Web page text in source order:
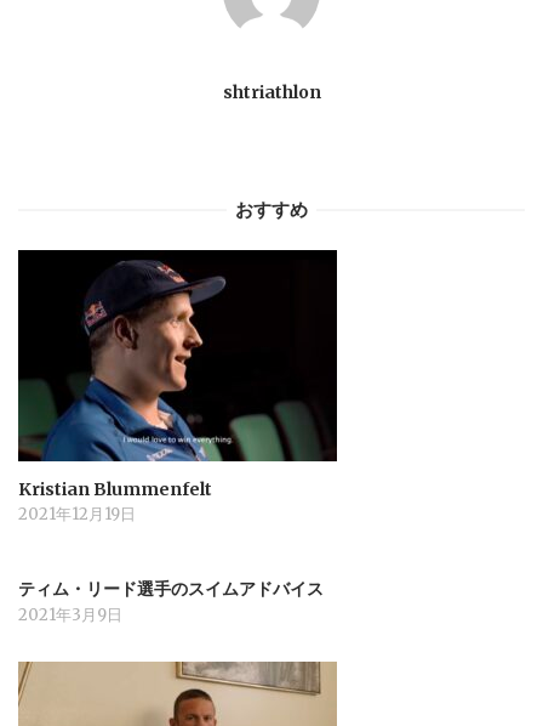
shtriathlon
おすすめ
Kristian Blummenfelt
2021年12月19日
ティム・リード選手のスイムアドバイス
2021年3月9日